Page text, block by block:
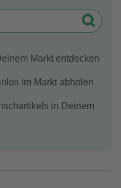
Markt entdecken
im Markt abholen
in Deinem